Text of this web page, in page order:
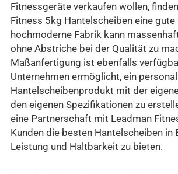
Fitnessgeräte verkaufen wollen,
Fitness 5kg Hantelscheiben eine gute
hochmoderne Fabrik kann
ohne Abstriche bei der Qualität zu
Maßanfertigung ist ebenfalls
Unternehmen ermöglicht, ein
Hantelscheibenprodukt mit der
den eigenen Spezifikationen zu
eine Partnerschaft mit Leadman
Kunden die besten Hantelscheiben in
Leistung und Haltbarkeit zu bieten.